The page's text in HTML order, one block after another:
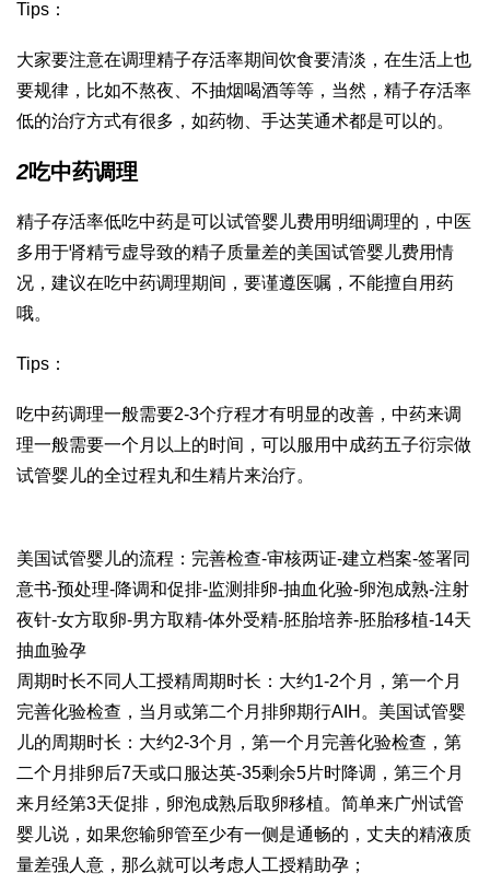
Tips：
大家要注意在调理精子存活率期间饮食要清淡，在生活上也
要规律，比如不熬夜、不抽烟喝酒等等，当然，精子存活率
低的治疗方式有很多，如药物、手达芙通术都是可以的。
2吃中药调理
精子存活率低吃中药是可以试管婴儿费用明细调理的，中医
多用于肾精亏虚导致的精子质量差的美国试管婴儿费用情
况，建议在吃中药调理期间，要谨遵医嘱，不能擅自用药
哦。
Tips：
吃中药调理一般需要2-3个疗程才有明显的改善，中药来调
理一般需要一个月以上的时间，可以服用中成药五子衍宗做
试管婴儿的全过程丸和生精片来治疗。
美国试管婴儿的流程：完善检查-审核两证-建立档案-签署同
意书-预处理-降调和促排-监测排卵-抽血化验-卵泡成熟-注射
夜针-女方取卵-男方取精-体外受精-胚胎培养-胚胎移植-14天
抽血验孕
周期时长不同人工授精周期时长：大约1-2个月，第一个月
完善化验检查，当月或第二个月排卵期行AIH。美国试管婴
儿的周期时长：大约2-3个月，第一个月完善化验检查，第
二个月排卵后7天或口服达英-35剩余5片时降调，第三个月
来月经第3天促排，卵泡成熟后取卵移植。简单来广州试管
婴儿说，如果您输卵管至少有一侧是通畅的，丈夫的精液质
量差强人意，那么就可以考虑人工授精助孕；